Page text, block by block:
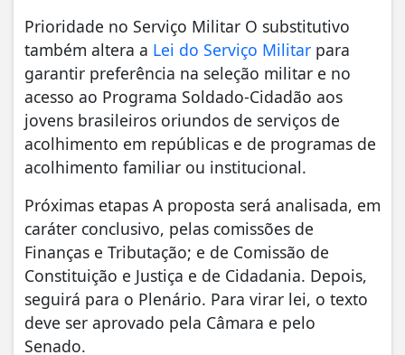
Prioridade no Serviço Militar O substitutivo
também altera a Lei do Serviço Militar para
garantir preferência na seleção militar e no
acesso ao Programa Soldado-Cidadão aos
jovens brasileiros oriundos de serviços de
acolhimento em repúblicas e de programas de
acolhimento familiar ou institucional.
Próximas etapas A proposta será analisada, em
caráter conclusivo, pelas comissões de
Finanças e Tributação; e de Comissão de
Constituição e Justiça e de Cidadania. Depois,
seguirá para o Plenário. Para virar lei, o texto
deve ser aprovado pela Câmara e pelo
Senado.